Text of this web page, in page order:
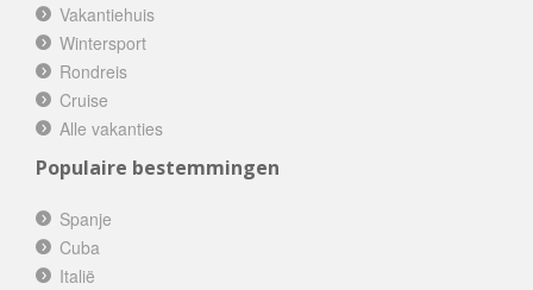
Vakantiehuis
Wintersport
Rondreis
Cruise
Alle vakanties
Populaire bestemmingen
Spanje
Cuba
Italië